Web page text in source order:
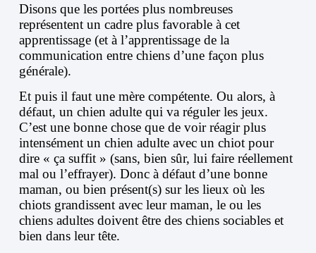
Disons que les portées plus nombreuses
représentent un cadre plus favorable à cet
apprentissage (et à l’apprentissage de la
communication entre chiens d’une façon plus
générale).
Et puis il faut une mère compétente. Ou alors, à
défaut, un chien adulte qui va réguler les jeux.
C’est une bonne chose que de voir réagir plus
intensément un chien adulte avec un chiot pour
dire « ça suffit » (sans, bien sûr, lui faire réellement
mal ou l’effrayer). Donc à défaut d’une bonne
maman, ou bien présent(s) sur les lieux où les
chiots grandissent avec leur maman, le ou les
chiens adultes doivent être des chiens sociables et
bien dans leur tête.